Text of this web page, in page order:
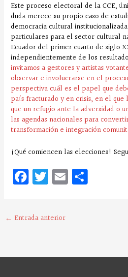
Este proceso electoral de la CCE,
duda merece su propio caso de
democracia cultural
particulares para el sector cultural
Ecuador del primer cuarto de siglo
independientemente de los
invitamos a gestores y artistas
observar e involucrarse en el
perspectiva cuál es el papel que
país fracturado y en crisis, en el que
que un refugio ante la adversidad o
las agendas nacionales para
transformación e integración
¡Qué comiencen las elecciones!
Fa
ce
bo
o
T
w
te
E
m
ir
← Entrada anterior